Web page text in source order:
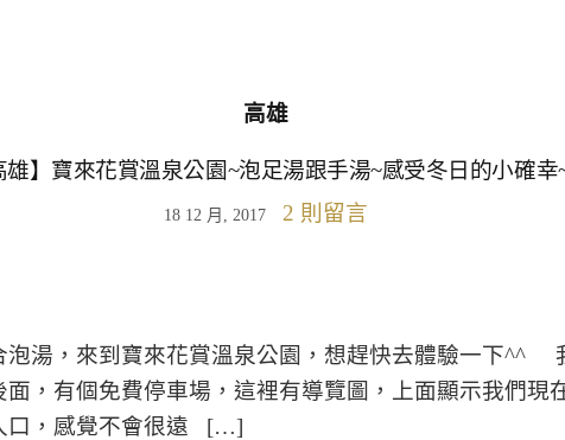
高雄
雄】寶來花賞溫泉公園~泡足湯跟手湯~感受冬日的小確幸
18 12 月, 2017 2 則留言
泡湯，來到寶來花賞溫泉公園，想趕快去體驗一下^^
，有個免費停車場，這裡有導覽圖，上面顯示我們現
口，感覺不會很遠 […]